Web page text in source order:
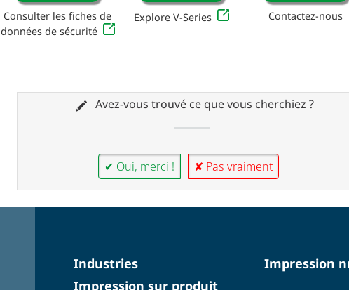
Consulter les fiches de
données de sécurité
Explore V-Series Contactez-nous
Avez-vous trouvé ce que vous cherchiez ?
✔ Oui, merci ! ✘ Pas vraiment
Industries
Impression sur produit
Impression